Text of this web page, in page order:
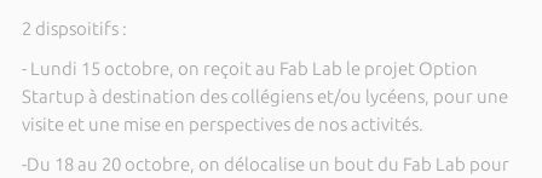
2 dispsoitifs :
- Lundi 15 octobre, on reçoit au Fab Lab le projet Option
Startup à destination des collégiens et/ou lycéens, pour une
visite et une mise en perspectives de nos activités.
-Du 18 au 20 octobre, on délocalise un bout du Fab Lab pour